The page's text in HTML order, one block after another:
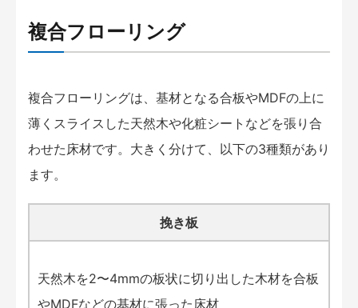
複合フローリング
複合フローリングは、基材となる合板やMDFの上に
薄くスライスした天然木や化粧シートなどを張り合
わせた床材です。大きく分けて、以下の3種類があり
ます。
挽き板
天然木を2〜4mmの板状に切り出した木材を合板
やMDFなどの基材に張った床材